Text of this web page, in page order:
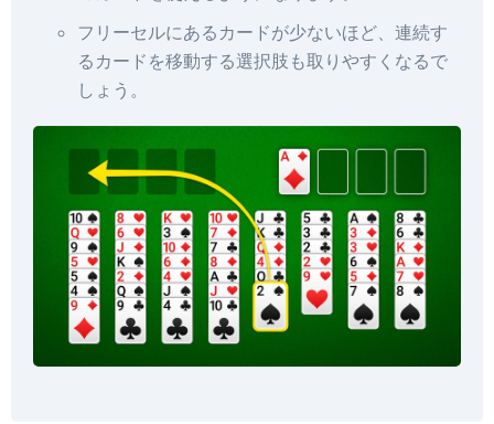
フリーセルにあるカードが少ないほど、連続す
るカードを移動する選択肢も取りやすくなるで
しょう。